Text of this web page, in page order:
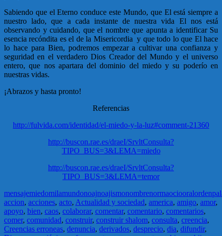
Sabiendo que el Eterno conduce este Mundo, que El está siempre a
nuestro lado, que a cada instante de nuestra vida El nos está
observando y cuidando, que el nombre que apunta a identificar Su
esencia recóndita es el de la Misericordia y que todo lo que El hace
lo hace para Bien, podremos empezar a cultivar una confianza y
seguridad en el verdadero Dios Creador del Mundo y el universo
entero, que nos apartara del dominio del miedo y su poderío en
nuestras vidas.
¡Abrazos y hasta pronto!
Referencias
http://fulvida.com/identidad/el-miedo-y-la-luz#comment-21360
http://buscon.rae.es/draeI/SrvltConsulta?
TIPO_BUS=3&LEMA=miedo
http://buscon.rae.es/draeI/SrvltConsulta?
TIPO_BUS=3&LEMA=temor
mensajemiedomilamundonoajnoajismonombrenormaociooralorden
accion, acciones, acto, Actualidad y sociedad, america, amigo, amor,
apoyo, bien, caos, colaborar, comentar, comentario, comentarios,
comer, comunidad, construir, construir shalom, consulta, creencia,
Creencias erroneas, denuncia, derivados, desprecio, dia, difundir,